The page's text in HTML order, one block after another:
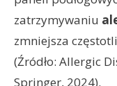
zatrzymywaniu
zmniejsza
(Źródło: Allergic
Springer, 2024).